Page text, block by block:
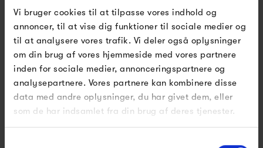
Vi bruger cookies til at tilpasse vores indhold og
annoncer, til at vise dig funktioner til sociale medier og
til at analysere vores trafik. Vi deler også oplysninger
om din brug af vores hjemmeside med vores partnere
inden for sociale medier, annonceringspartnere og
analysepartnere. Vores partnere kan kombinere disse
data med andre oplysninger, du har givet dem, eller
som de har indsamlet fra din brug af deres tjenester.
100% bæredygtig taske.
Se alle varer fra Kintobe
Produkter fra samme kategori